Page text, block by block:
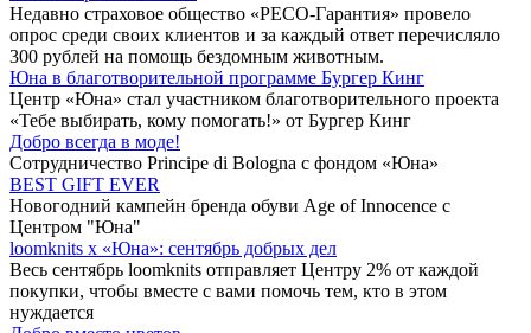
Недавно страховое общество «РЕСО-Гарантия» провело
опрос среди своих клиентов и за каждый ответ перечисляло
300 рублей на помощь бездомным животным.
Юна в благотворительной программе Бургер Кинг
Центр «Юна» стал участником благотворительного проекта
«Тебе выбирать, кому помогать!» от Бургер Кинг
Добро всегда в моде!
Сотрудничество Principe di Bologna с фондом «Юна»
BEST GIFT EVER
Новогодний кампейн бренда обуви Age of Innocence с
Центром "Юна"
loomknits х «Юна»: сентябрь добрых дел
Весь сентябрь loomknits отправляет Центру 2% от каждой
покупки, чтобы вместе с вами помочь тем, кто в этом
нуждается